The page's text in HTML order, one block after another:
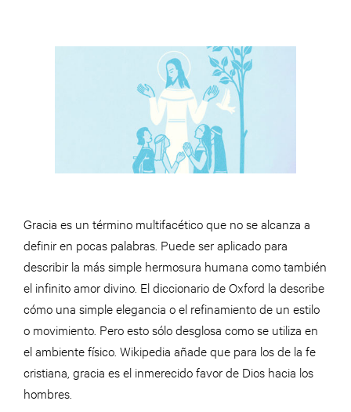
Gracia es un término multifacético que no se alcanza a
definir en pocas palabras. Puede ser aplicado para
describir la más simple hermosura humana como también
el infinito amor divino. El diccionario de Oxford la describe
cómo una simple elegancia o el refinamiento de un estilo
o movimiento. Pero esto sólo desglosa como se utiliza en
el ambiente físico. Wikipedia añade que para los de la fe
cristiana, gracia es el inmerecido favor de Dios hacia los
hombres.